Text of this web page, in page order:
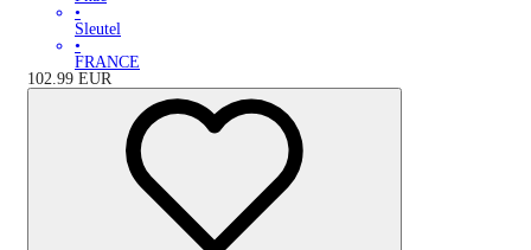
•
Sleutel
•
FRANCE
102.99 EUR